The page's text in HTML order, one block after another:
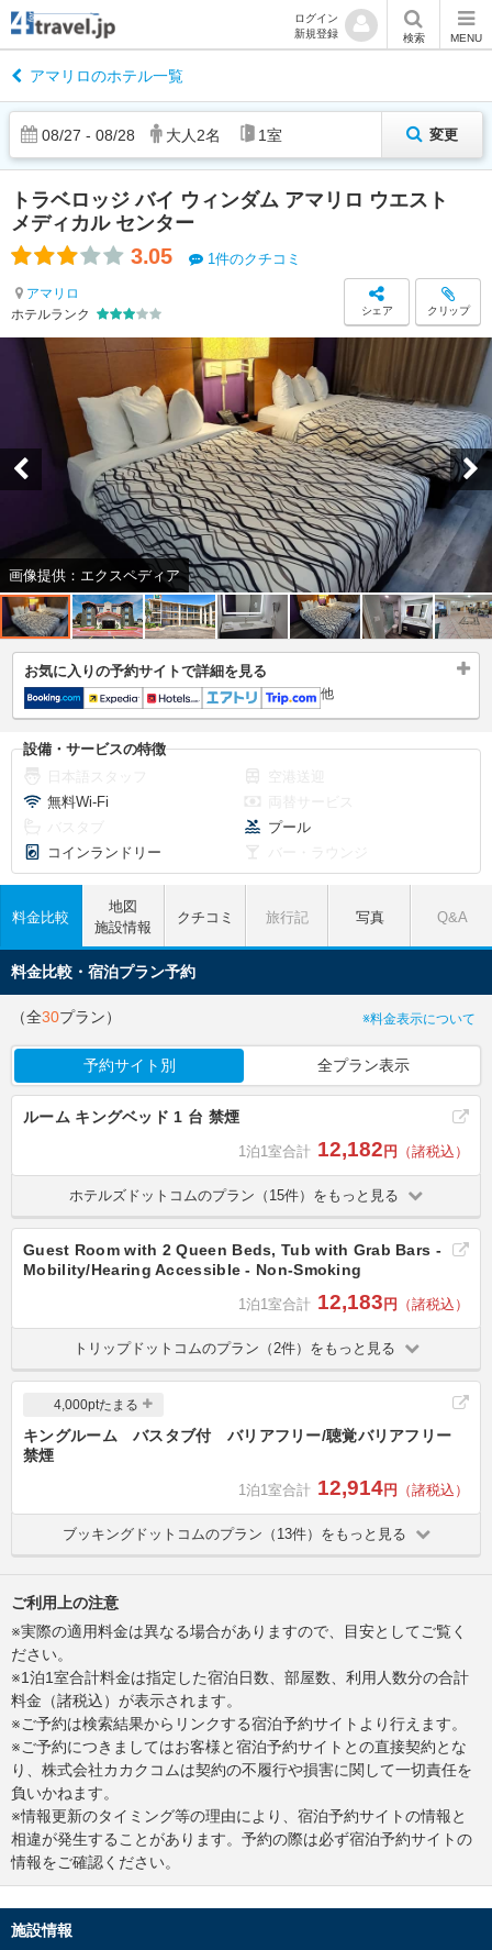
ログイン
新規登録
検索 MENU
アマリロのホテル一覧
08/27 - 08/28 大人 2名 1室 変更
トラベロッジ バイ ウィンダム アマリロ ウエスト
メディカル センター
3.05 1件のクチコミ
アマリロ
ホテルランク
シェア クリップ
画像提供：エクスペディア
お気に入りの予約サイトで詳細を見る
他
設備・サービスの特徴
無料Wi-Fi
プール
コインランドリー
料金比較
地図
施設情報
クチコミ 旅行記 写真 Q&A
料金比較・宿泊プラン予約
（全30プラン） ※料金表示について
予約サイト別 全プラン表示
ルーム キングベッド 1 台 禁煙
1泊1室合計 12,182 円 （諸税込）
ホテルズドットコムのプラン（15件）をもっと見る
Guest Room with 2 Queen Beds, Tub with Grab Bars -
Mobility/Hearing Accessible - Non-Smoking
1泊1室合計 12,183 円 （諸税込）
トリップドットコムのプラン（2件）をもっと見る
4,000ptたまる
キングルーム バスタブ付 バリアフリー/聴覚バリアフリー
禁煙
1泊1室合計 12,914円 （諸税込）
ブッキングドットコムのプラン（13件）をもっと見る
ご利用上の注意
※実際の適用料金は異なる場合がありますので、目安としてご覧く
ださい。
※1泊1室合計料金は指定した宿泊日数、部屋数、利用人数分の合計
料金（諸税込）が表示されます。
※ご予約は検索結果からリンクする宿泊予約サイトより行えます。
※ご予約につきましてはお客様と宿泊予約サイトとの直接契約とな
り、株式会社カカクコムは契約の不履行や損害に関して一切責任を
負いかねます。
※情報更新のタイミング等の理由により、宿泊予約サイトの情報と
相違が発生することがあります。予約の際は必ず宿泊予約サイトの
情報をご確認ください。
施設情報